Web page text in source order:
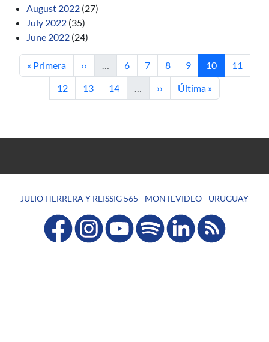
August 2022 (27)
July 2022 (35)
June 2022 (24)
First page
« Primera Previous page
‹‹ … Page
6 Page
7 Page
8 Page
9 Current page
10 Page
11
Page
12 Page
13 Page
14 … Next page
›› Last page
Última »
JULIO HERRERA Y REISSIG 565 - MONTEVIDEO - URUGUAY